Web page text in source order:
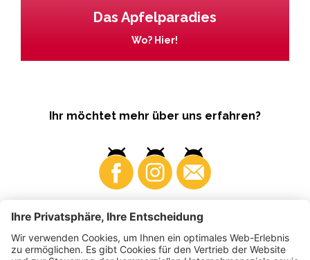
Das Apfelparadies
Wo? Hier!
Ihr möchtet mehr über uns erfahren?
Business Produzenten